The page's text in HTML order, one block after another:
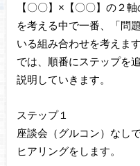
【〇〇】×【〇〇】の２
を考える中で一番、「問
いる組み合わせを考えます
では、順番にステップを
説明していきます。
ステップ１
座談会（グルコン）なし
ヒアリングをします。